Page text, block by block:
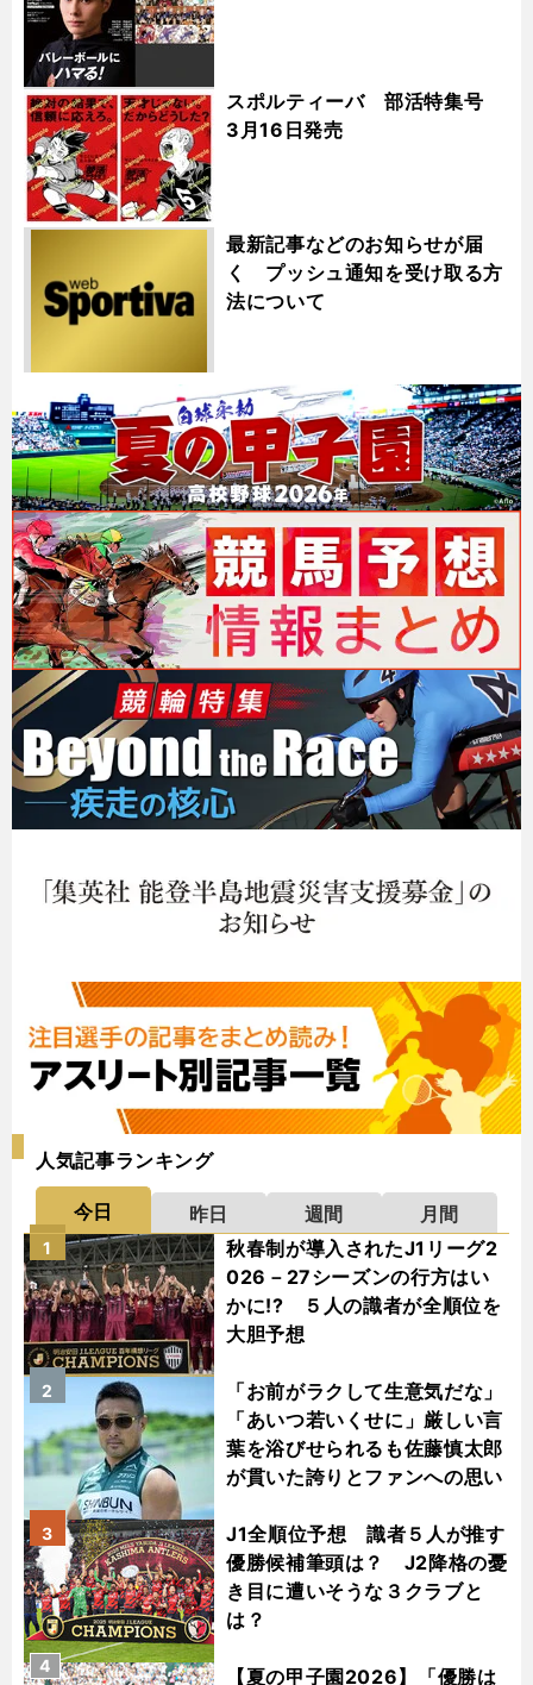
スポルティーバ 部活特集号
3月16日発売
最新記事などのお知らせが届
く プッシュ通知を受け取る方
法について
人気記事ランキング
今日 昨日 週間
月間
秋春制が導入されたJ1リーグ2
026－27シーズンの行方はい
かに!? ５人の識者が全順位を
大胆予想
1
「お前がラクして生意気だな」
「あいつ若いくせに」厳しい言
葉を浴びせられるも佐藤慎太郎
が貫いた誇りとファンへの思い
2
J1全順位予想 識者５人が推す
優勝候補筆頭は？ J2降格の憂
き目に遭いそうな３クラブと
は？
3
【夏の甲子園2026】「優勝は
4